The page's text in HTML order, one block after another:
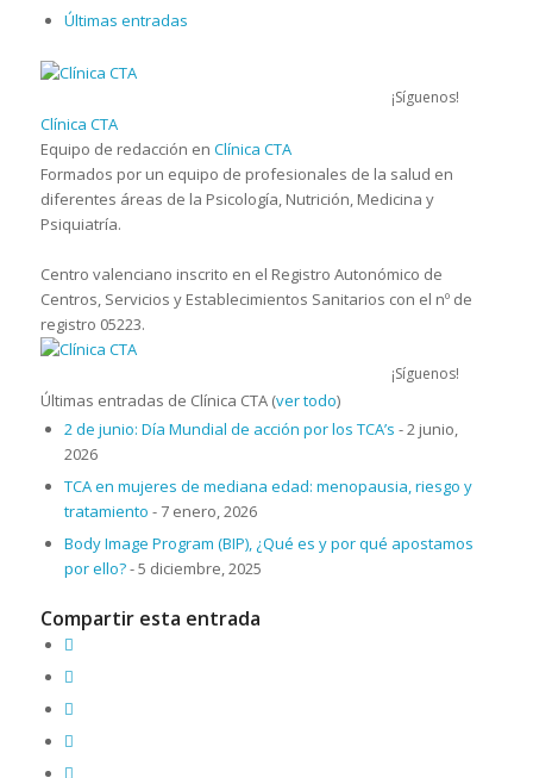
Últimas entradas
¡Síguenos!
Clínica CTA
Equipo de redacción en Clínica CTA
Formados por un equipo de profesionales de la salud en
diferentes áreas de la Psicología, Nutrición, Medicina y
Psiquiatría.
Centro valenciano inscrito en el Registro Autonómico de
Centros, Servicios y Establecimientos Sanitarios con el nº de
registro 05223.
¡Síguenos!
Últimas entradas de Clínica CTA (ver todo)
2 de junio: Día Mundial de acción por los TCA’s - 2 junio,
2026
TCA en mujeres de mediana edad: menopausia, riesgo y
tratamiento - 7 enero, 2026
Body Image Program (BIP), ¿Qué es y por qué apostamos
por ello?- 5 diciembre, 2025
Compartir esta entrada